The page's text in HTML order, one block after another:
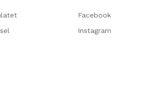
Facebook
Instagram